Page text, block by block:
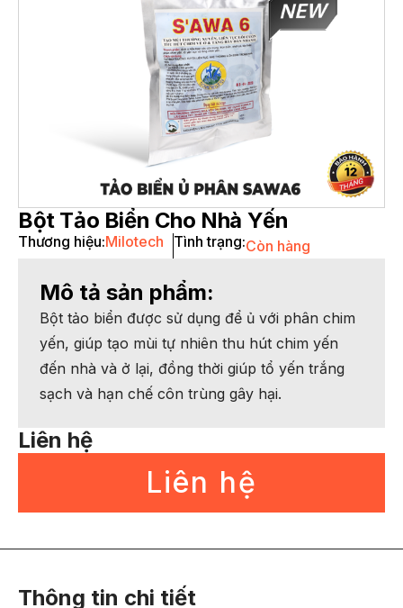
Bột Tảo Biển Cho Nhà Yến
Thương hiệu:Milotech Tình trạng:Còn hàng
Mô tả sản phẩm:
Bột tảo biển được sử dụng để ủ với phân chim
yến, giúp tạo mùi tự nhiên thu hút chim yến
đến nhà và ở lại, đồng thời giúp tổ yến trắng
sạch và hạn chế côn trùng gây hại.
Liên hệ
Liên hệ
Thông tin chi tiết